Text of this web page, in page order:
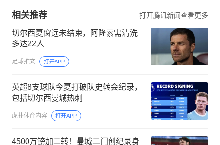
相关推荐 打开腾讯新闻查看更多
切尔西夏窗远未结束，阿隆索需清洗
多达22人
足球推文 打开APP
英超8支球队今夏打破队史转会纪录，
包括切尔西曼城热刺
虎扑体育内容 打开APP
4500万镑加二转！曼城二门创纪录身